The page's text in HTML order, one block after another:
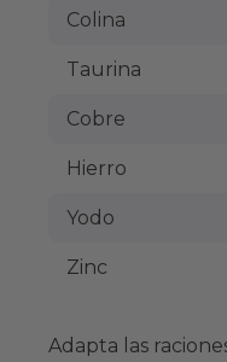
Colina
Taurina
Cobre
Hierro
Yodo
Zinc
Adapta las